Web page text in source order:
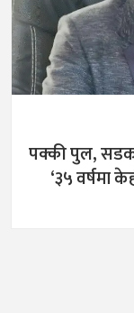
पक्की पुल, सडक
‘३५ वर्षमा